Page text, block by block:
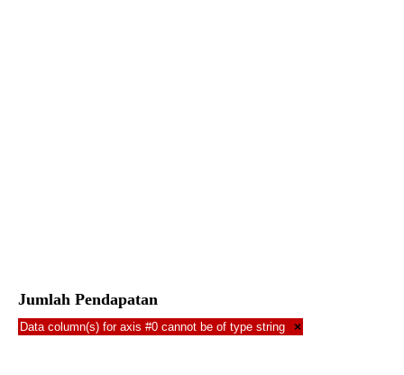
Jumlah Pendapatan
Data column(s) for axis #0 cannot be of type string ×